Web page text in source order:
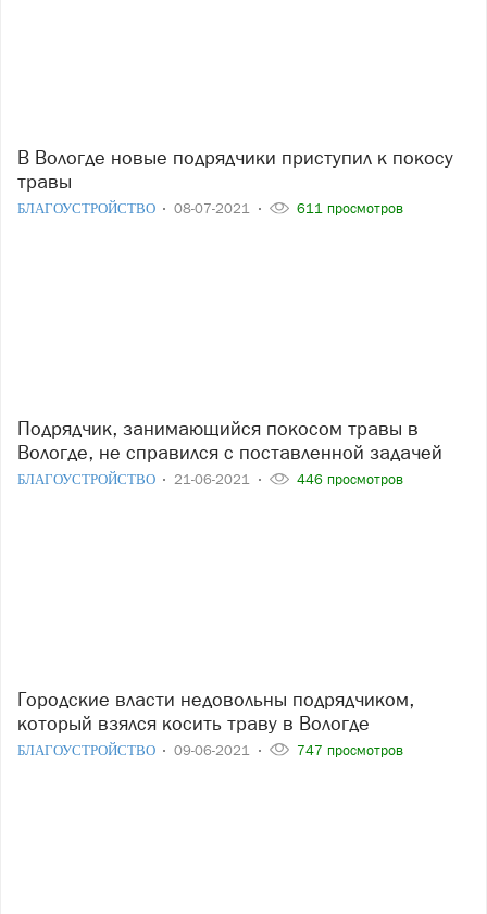
В Вологде новые подрядчики приступил к покосу
травы
БЛАГОУСТРОЙСТВО 08-07-2021 611 просмотров
Подрядчик, занимающийся покосом травы в
Вологде, не справился с поставленной задачей
БЛАГОУСТРОЙСТВО 21-06-2021 446 просмотров
Городские власти недовольны подрядчиком,
который взялся косить траву в Вологде
БЛАГОУСТРОЙСТВО 09-06-2021 747 просмотров